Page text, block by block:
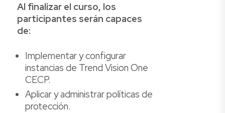
Al finalizar el curso, los
participantes serán capaces
de:
Implementar y configurar
instancias de Trend Vision One
CECP.
Aplicar y administrar políticas de
protección.